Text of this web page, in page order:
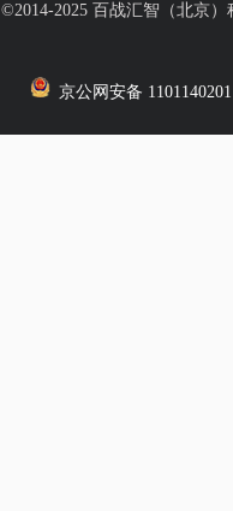
©2014-2025 百战汇智（北京
京公网安备